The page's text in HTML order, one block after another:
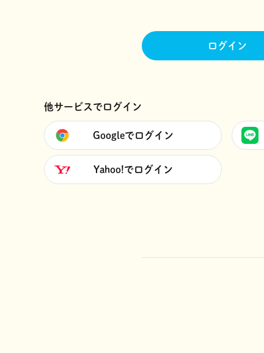
ログイン
他サービスでログイン
Googleでログイン
Yahoo!でログイン